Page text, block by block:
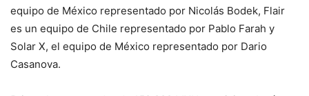
equipo de México representado por Nicolás Bodek, Flair
es un equipo de Chile representado por Pablo Farah y
Solar X, el equipo de México representado por Dario
Casanova.